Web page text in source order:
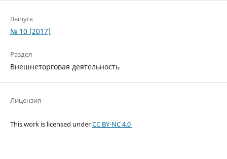
Выпуск
№ 10 (2017)
Раздел
Внешнеторговая деятельность
Лицензия
This work is licensed underCC BY-NC 4.0